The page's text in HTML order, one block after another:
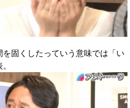
固くしたっていう意味では「い